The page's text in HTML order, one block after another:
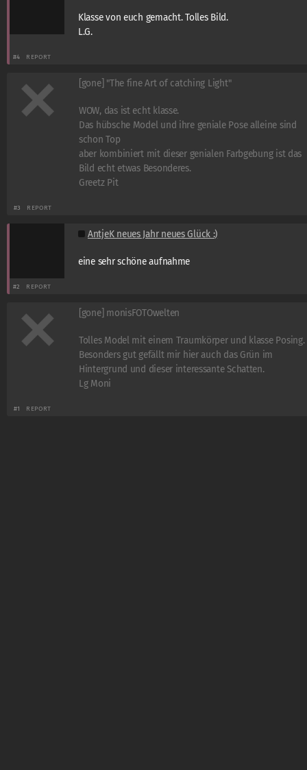
Klasse von euch gemacht. Tolles Bild.
L.G.
#4 REPORT
[gone] "The fine Art of catching Light"
WOW, das ist echt klasse.
Das hübsche Model und ihre geniale Pose alleine sind
schon Top
aber kombiniert mit dieser genialen Farbgebung ist das
Bild echt etwas Besonderes.
Greetz Pit
#3 REPORT
AntjeK neues Jahr neues Glück :)
eine sehr schöne aufnahme
#2 REPORT
[gone] monisFOTOwelten
Tolles Model mit einem Traumkörper und klasse Posing.
Besonders gut gefällt mir hier auch das Grün im
Hintergrund und dieser interessante Schatten.
Lg Moni
#1 REPORT